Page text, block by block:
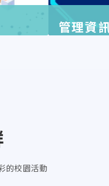
管理資
的校園活動